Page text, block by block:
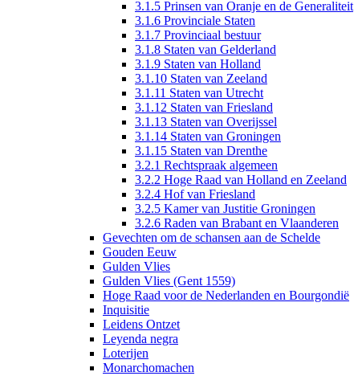
3.1.5 Prinsen van Oranje en de Generaliteit
3.1.6 Provinciale Staten
3.1.7 Provinciaal bestuur
3.1.8 Staten van Gelderland
3.1.9 Staten van Holland
3.1.10 Staten van Zeeland
3.1.11 Staten van Utrecht
3.1.12 Staten van Friesland
3.1.13 Staten van Overijssel
3.1.14 Staten van Groningen
3.1.15 Staten van Drenthe
3.2.1 Rechtspraak algemeen
3.2.2 Hoge Raad van Holland en Zeeland
3.2.4 Hof van Friesland
3.2.5 Kamer van Justitie Groningen
3.2.6 Raden van Brabant en Vlaanderen
Gevechten om de schansen aan de Schelde
Gouden Eeuw
Gulden Vlies
Gulden Vlies (Gent 1559)
Hoge Raad voor de Nederlanden en Bourgondië
Inquisitie
Leidens Ontzet
Leyenda negra
Loterijen
Monarchomachen